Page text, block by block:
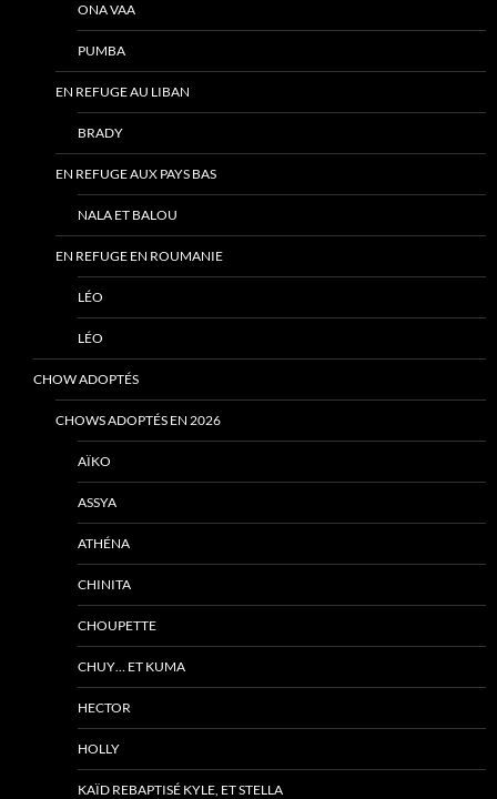
ONA VAA
PUMBA
EN REFUGE AU LIBAN
BRADY
EN REFUGE AUX PAYS BAS
NALA ET BALOU
EN REFUGE EN ROUMANIE
LÉO
LÉO
CHOW ADOPTÉS
CHOWS ADOPTÉS EN 2026
AÏKO
ASSYA
ATHÉNA
CHINITA
CHOUPETTE
CHUY… ET KUMA
HECTOR
HOLLY
KAÏD REBAPTISÉ KYLE, ET STELLA